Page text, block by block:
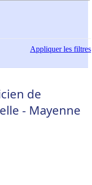
Appliquerles filtres
de
- Mayenne